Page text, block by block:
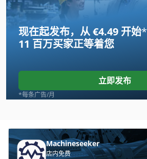
现在起发布，从 €4.49 开始*
11 百万买家正等着您
立即发布
*每条广告/月
Machineseeker
店内免费